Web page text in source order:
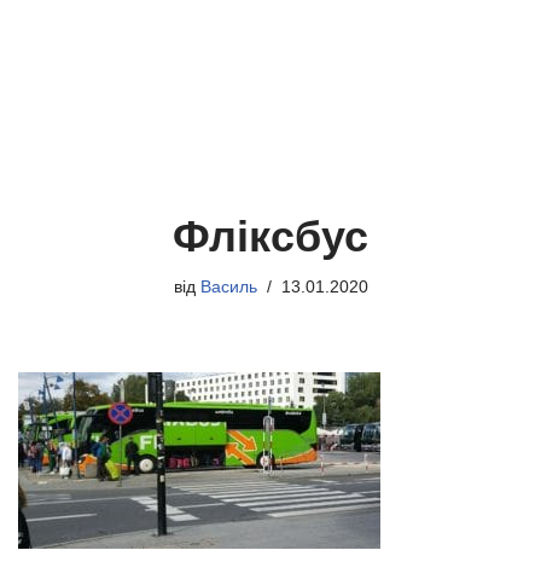
Фліксбус
від Василь 13.01.2020